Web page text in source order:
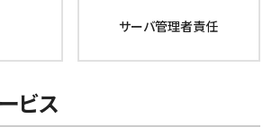
サーバ管理者責任
ビス